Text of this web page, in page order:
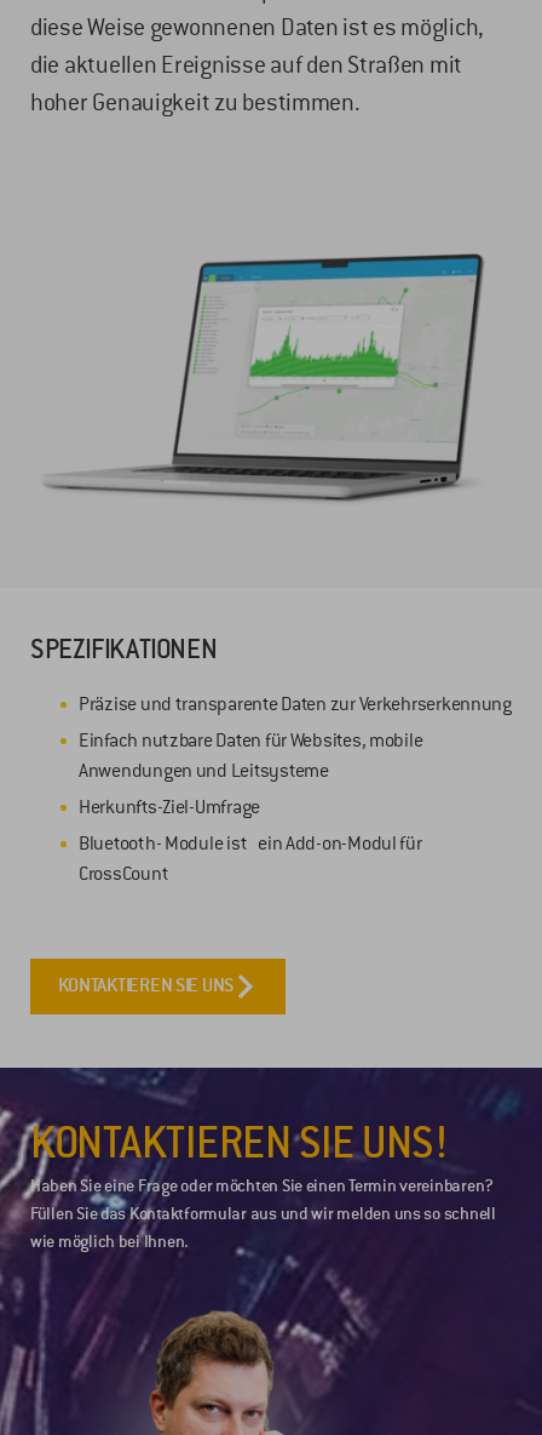
diese Weise gewonnenen Daten ist es möglich,
die aktuellen Ereignisse auf den Straßen mit
hoher Genauigkeit zu bestimmen.
SPEZIFIKATIONEN
Präzise und transparente Daten zur Verkehrserkennung
Einfach nutzbare Daten für Websites, mobile
Anwendungen und Leitsysteme
Herkunfts-Ziel-Umfrage
Bluetooth- Module ist ein Add-on-Modul für
CrossCount
KONTAKTIEREN SIE UNS
KONTAKTIEREN SIE UNS!
Haben Sie eine Frage oder möchten Sie einen Termin vereinbaren?
Füllen Sie das Kontaktformular aus und wir melden uns so schnell
wie möglich bei Ihnen.